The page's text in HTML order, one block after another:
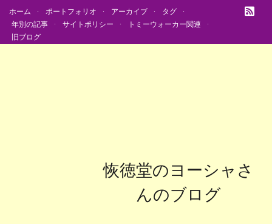
ホーム ポートフォリオ アーカイブ
タグ
年別の記事
サイトポリシー
トミーウォーカー関連
旧ブログ
恢徳堂のヨーシャさ
んのブログ